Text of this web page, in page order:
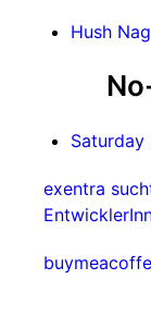
‎Hush
Saturday
exentra